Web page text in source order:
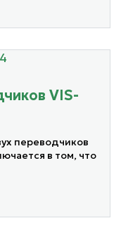
VIS-
переводчиков
в том, что